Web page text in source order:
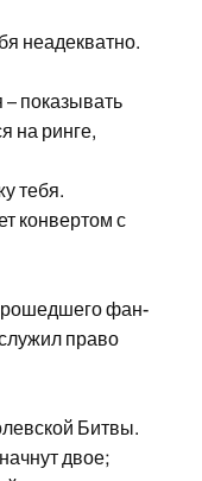
неадекватно.
– показывать
на ринге,
тебя.
конвертом с
фан-
право
Битвы.
двое;